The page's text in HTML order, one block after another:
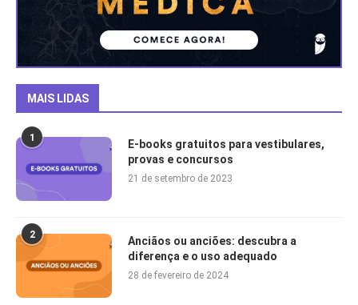
MAIS LIDAS
1
E-books gratuitos para vestibulares,
provas e concursos
21 de setembro de 2023
2
Anciãos ou anciões: descubra a
diferença e o uso adequado
28 de fevereiro de 2024